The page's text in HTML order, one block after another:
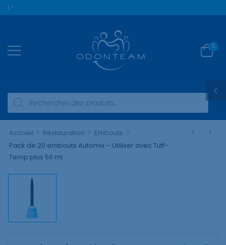
!
0
Accueil > Restauration > Embouts >
Pack de 20 embouts Automix – Utiliser avec Tuff-
Temp plus 50 ml